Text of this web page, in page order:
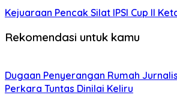
Kejuaraan Pencak Silat IPSI Cup II
Rekomendasi untuk kamu
Dugaan Penyerangan Rumah
Perkara Tuntas Dinilai Keliru